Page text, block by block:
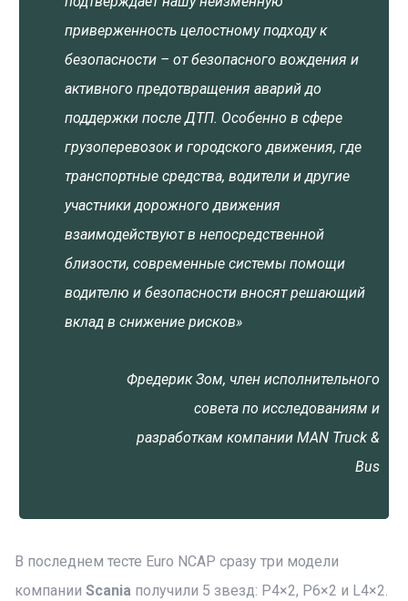
приверженность целостному подходу к
безопасности – от безопасного вождения и
активного предотвращения аварий до
поддержки после ДТП. Особенно в сфере
грузоперевозок и городского движения, где
транспортные средства, водители и другие
участники дорожного движения
взаимодействуют в непосредственной
близости, современные системы помощи
водителю и безопасности вносят решающий
вклад в снижение рисков»
Фредерик Зом, член исполнительного
совета по исследованиям и
разработкам компании MAN Truck &
Bus
В последнем тесте Euro NCAP сразу три модели
компании Scania получили 5 звезд: P4×2, P6×2 и L4×2.